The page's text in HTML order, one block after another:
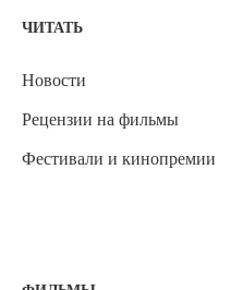
ЧИТАТЬ
Новости
Рецензии на фильмы
Фестивали и кинопремии